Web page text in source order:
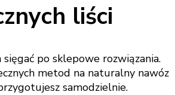
liści
po sklepowe rozwiązania.
metod na naturalny nawóz
samodzielnie.